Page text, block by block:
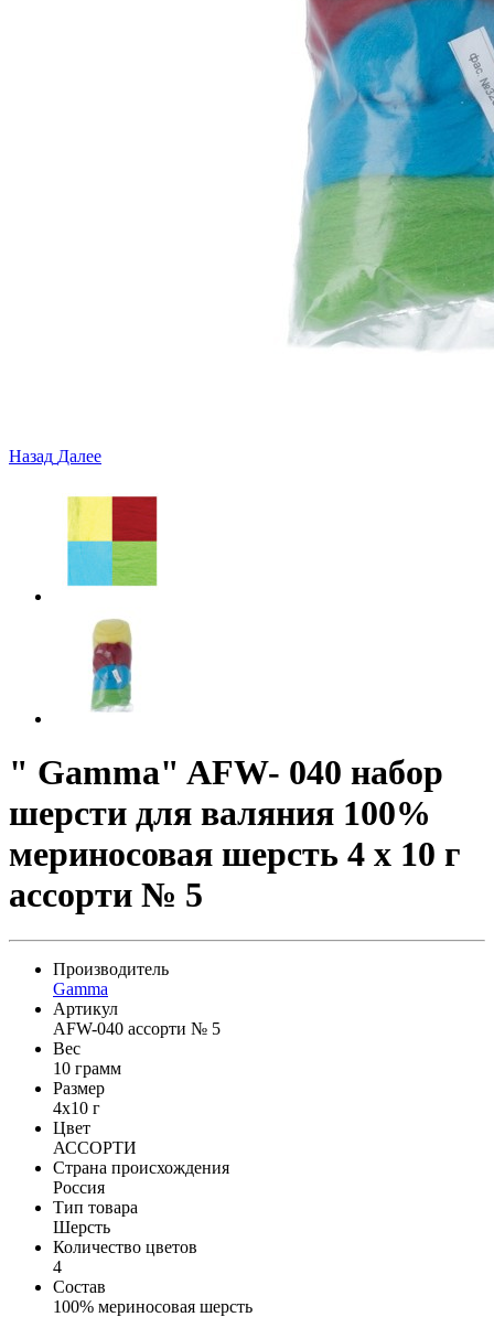
Назад Далее
" Gamma" AFW- 040 набор
шерсти для валяния 100%
мериносовая шерсть 4 х 10 г
ассорти № 5
Производитель
Gamma
Артикул
AFW-040 ассорти № 5
Вес
10 грамм
Размер
4x10 г
Цвет
АССОРТИ
Страна происхождения
Россия
Тип товара
Шерсть
Количество цветов
4
Состав
100% мериносовая шерсть